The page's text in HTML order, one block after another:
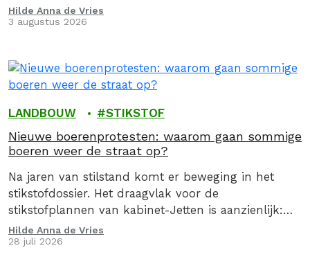
AARDige Buren, roepen we staatssecretaris Erkens
op om per direct te stoppen met het Convenant
convenant door geen enkele maatschappelijke
partij is ondertekend, ontbreekt het aan draagvlak
in de samenleving.
Hilde Anna de Vries
3 augustus 2026
LANDBOUW STIKSTOF
Nieuwe boerenprotesten: waarom gaan sommige
boeren weer de straat op?
Na jaren van stilstand komt er beweging in het
stikstofdossier. Het draagvlak voor de
stikstofplannen van kabinet-Jetten is aanzienlijk:
provincies, bouw- en duurzame
energieverenigingen, groene boeren, natuur- en
Hilde Anna de Vries
28 juli 2026